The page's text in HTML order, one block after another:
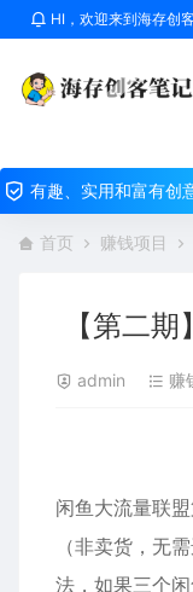
HI，欢迎来到海存创
有趣、实用和富有创
首页 赚钱项目
【第二
admin 赚
闲鱼大流量联
（非卖货，无
法，如果三个